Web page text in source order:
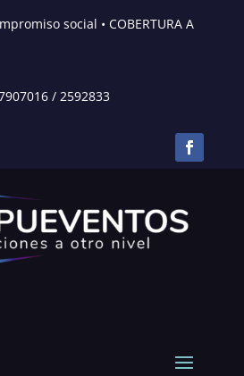
social • COBERTURA A
/2592833